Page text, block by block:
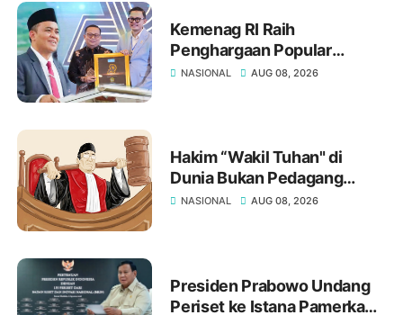
Kemenag RI Raih
Penghargaan Popular
Government Institution
Ucapan Selamat
NASIONAL AUG 08, 2026
Hakim “Wakil Tuhan" di
Dunia Bukan Pedagang
Putusan
NASIONAL AUG 08, 2026
Presiden Prabowo Undang
Periset ke Istana Pamerkan